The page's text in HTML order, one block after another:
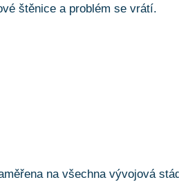
štěnice a problém se vrátí.
na všechna vývojová